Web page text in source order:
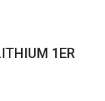
1ER